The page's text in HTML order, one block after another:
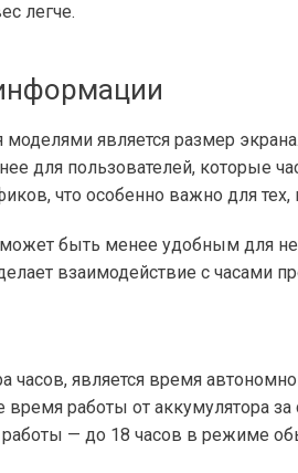
легче.
является размер
для пользователей, которые
что особенно важно для
быть менее удобным для
взаимодействие с часами
является время
работы от аккумулятора
— до 18 часов в режиме